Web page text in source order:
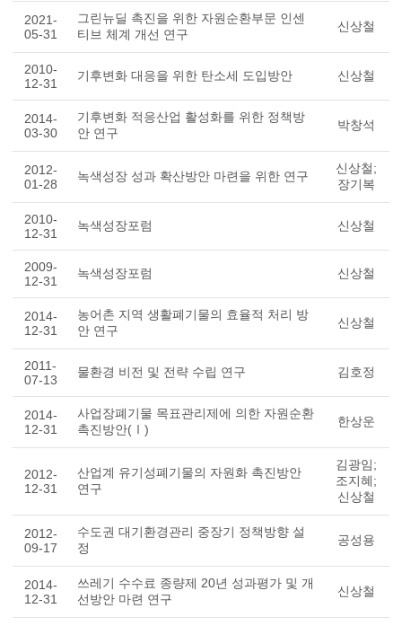
2021-
05-31
그린뉴딜 촉진을 위한 자원순환부문 인센
티브 체계 개선 연구
신상철
2010-
12-31
기후변화 대응을 위한 탄소세 도입방안 신상철
2014-
03-30
기후변화 적응산업 활성화를 위한 정책방
안 연구
박창석
2012-
01-28
녹색성장 성과 확산방안 마련을 위한 연구
신상철;
장기복
2010-
12-31
녹색성장포럼 신상철
2009-
12-31
녹색성장포럼 신상철
2014-
12-31
농어촌 지역 생활폐기물의 효율적 처리 방
안 연구
신상철
2011-
07-13
물환경 비전 및 전략 수립 연구 김호정
2014-
12-31
사업장폐기물 목표관리제에 의한 자원순환
촉진방안(Ⅰ)
한상운
2012-
12-31
산업계 유기성폐기물의 자원화 촉진방안
연구
김광임;
조지혜;
신상철
2012-
09-17
수도권 대기환경관리 중장기 정책방향 설
정
공성용
2014-
12-31
쓰레기 수수료 종량제 20년 성과평가 및 개
선방안 마련 연구
신상철